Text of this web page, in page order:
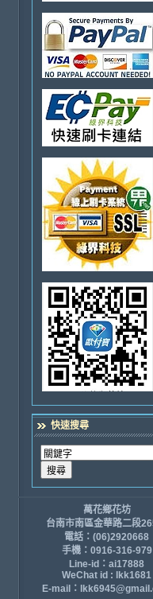
快速搜尋
萬花鄉花坊
台南市南區金華路二段
電話：(06)2920668
手機：0916-316-979
Line-id：ai17888
WeChat id : lkk1681
E-mail：